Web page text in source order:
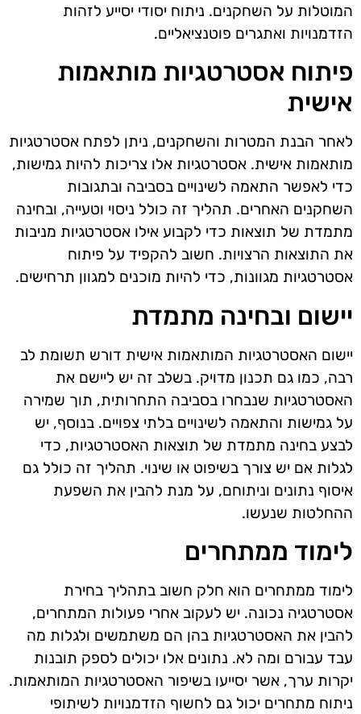
המוטלות על השחקנים. ניתוח יסודי יסייע לזהות
הזדמנויות ואתגרים פוטנציאליים.
פיתוח אסטרטגיות מותאמות
אישית
לאחר הבנת המטרות והשחקנים, ניתן לפתח אסטרטגיות
מותאמות אישית. אסטרטגיות אלו צריכות להיות גמישות,
כדי לאפשר התאמה לשינויים בסביבה ובתגובות
השחקנים האחרים. תהליך זה כולל ניסוי וטעייה, ובחינה
מתמדת של תוצאות כדי לקבוע אילו אסטרטגיות מניבות
את התוצאות הרצויות. חשוב להקפיד על פיתוח
אסטרטגיות מגוונות, כדי להיות מוכנים למגוון תרחישים.
יישום ובחינה מתמדת
יישום האסטרטגיות המותאמות אישית דורש תשומת לב
רבה, כמו גם תכנון מדויק. בשלב זה יש ליישם את
האסטרטגיות שנבחרו בסביבה התחרותית, תוך שמירה
על גמישות והתאמה לשינויים בלתי צפויים. בנוסף, יש
לבצע בחינה מתמדת של תוצאות האסטרטגיות, כדי
לגלות אם יש צורך בשיפוט או שינוי. תהליך זה כולל גם
איסוף נתונים וניתוחם, על מנת להבין את השפעת
ההחלטות שנעשו.
לימוד ממתחרים
לימוד ממתחרים הוא חלק חשוב בתהליך בחירת
אסטרטגיה נכונה. יש לעקוב אחרי פעולות המתחרים,
להבין את האסטרטגיות בהן הם משתמשים ולגלות מה
עבד עבורם ומה לא. נתונים אלו יכולים לספק תובנות
יקרות ערך, אשר יסייעו בשיפור האסטרטגיות המותאמות.
ניתוח מתחרים יכול גם לחשוף הזדמנויות לשיתופי